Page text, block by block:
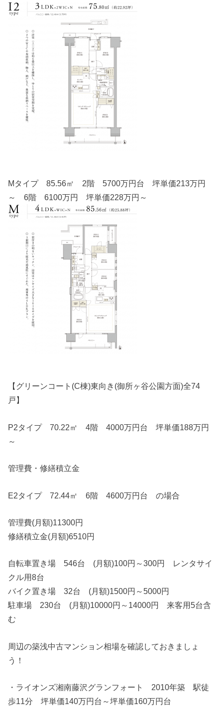
Mタイプ 85.56㎡ 2階 5700万円台 坪単価213万円
～ 6階 6100万円 坪単価228万円～
【グリーンコート(C棟)東向き(御所ヶ谷公園方面)全74
戸】
P2タイプ 70.22㎡ 4階 4000万円台 坪単価188万円
～
管理費・修繕積立金
E2タイプ 72.44㎡ 6階 4600万円台 の場合
管理費(月額)11300円
修繕積立金(月額)6510円
自転車置き場 546台 (月額)100円～300円 レンタサイ
クル用8台
バイク置き場 32台 (月額)1500円～5000円
駐車場 230台 (月額)10000円～14000円 来客用5台含
む
周辺の築浅中古マンション相場を確認しておきましょ
う！
・ライオンズ湘南藤沢グランフォート 2010年築 駅徒
歩11分 坪単価140万円台～坪単価160万円台